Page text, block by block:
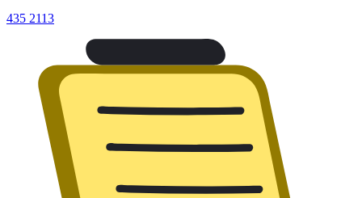
435 2113